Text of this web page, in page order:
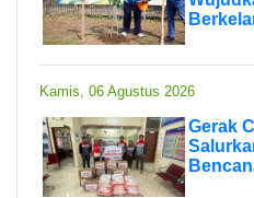
Kamis, 06 Agustus 2026
Gerak